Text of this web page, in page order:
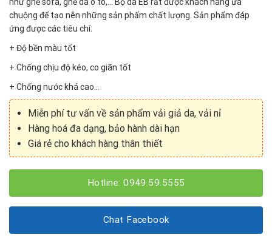
chuộng để tạo nên những sản phẩm chất lượng. Sản phẩm đáp
ứng được các tiêu chí:
+ Độ bền màu tốt
+ Chống chịu độ kéo, co giãn tốt
+ Chống nước khá cao…
Miễn phí tư vấn về sản phẩm vải giả da, vải nỉ
Hàng hoá đa dạng, bảo hành dài hạn
Giá rẻ cho khách hàng thân thiết
Hotline: 0949.59.5555
Chat Facebook